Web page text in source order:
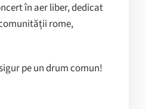
în aer liber, dedicat
rome,
pe un drum comun!